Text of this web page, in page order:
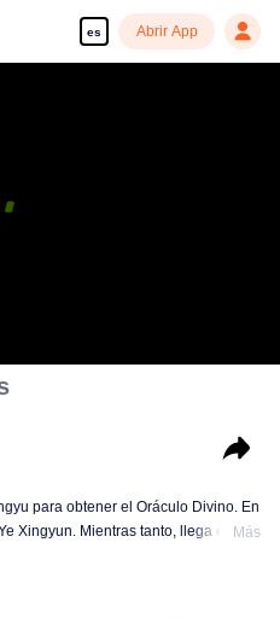
es Abrir App
para obtener el Oráculo Divino. En
Xingyun. Mientras tanto, llega el
entre el Señor Demonio y Ye
Más